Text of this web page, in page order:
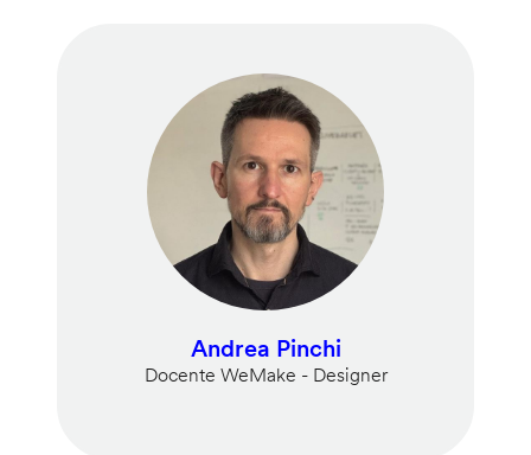
Andrea Pinchi
Docente WeMake - Designer